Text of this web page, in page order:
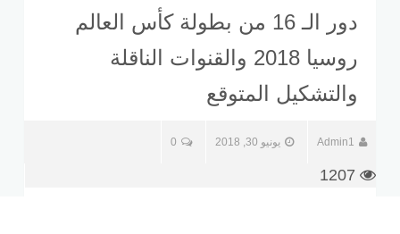
دور الـ 16 من بطولة كأس العالم
روسيا 2018 والقنوات الناقلة
والتشكيل المتوقع
Admin1 يونيو 30, 2018 0
1207